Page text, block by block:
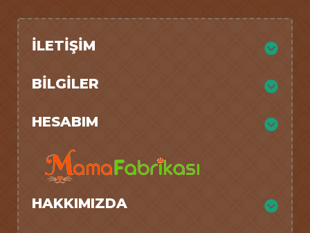
İLETIŞIM
BILGILER
HESABIM
HAKKIMIZDA